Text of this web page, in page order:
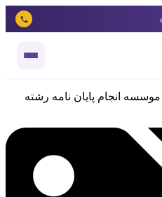
موسسه انجام پایان نامه رشته